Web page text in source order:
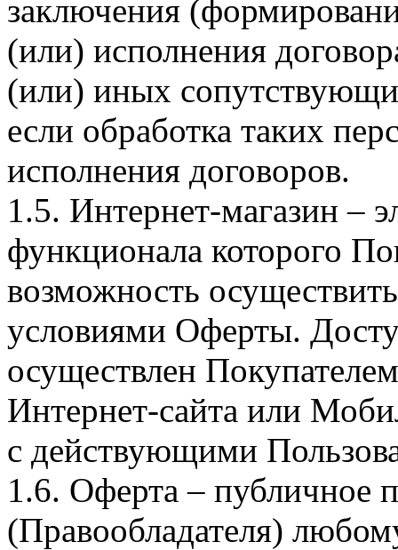
заключения
(или) исполнения
(или) иных
если обработка таких
исполнения договоров.
1.5. Интернет-магазин –
функционала которого
возможность
условиями Оферты.
осуществлен
Интернет-сайта или
с действующими
1.6. Оферта – публичное
(Правообладателя)